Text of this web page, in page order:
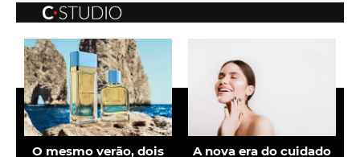
O mesmo verão, dois A nova era do cuidado